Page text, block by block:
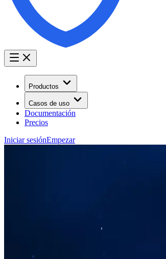
Productos
Casos de uso
Documentación
Precios
Iniciar sesiónEmpezar